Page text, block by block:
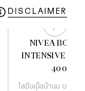
DISCLAIMER
NIVEA BODY
INTENSIVE
400 ml.
โลชั่นเนื้อน้ำนม บางเบ